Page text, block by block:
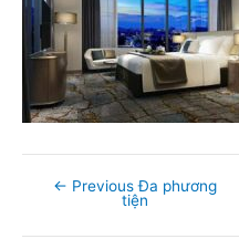
← Previous Đa phương
tiện